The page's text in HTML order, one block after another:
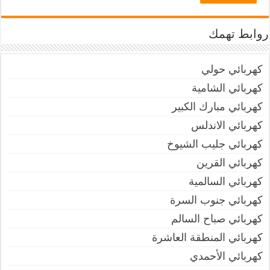
روابط تهمك
كهربائي حولي
كهربائي الشامية
كهربائي مبارك الكبير
كهربائي الاندلس
كهربائي جليب الشيوخ
كهربائي القرين
كهربائي السالمية
كهربائي جنوب السرة
كهربائي صباح السالم
كهربائي المنطقة العاشرة
كهربائي الأحمدي